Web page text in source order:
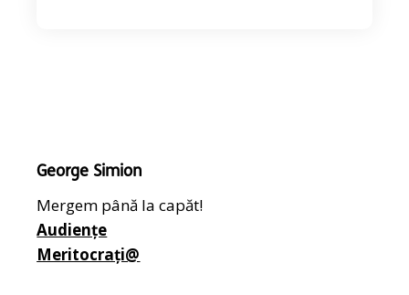
George Simion
Mergem până la capăt!
Audiențe
Meritocrați@